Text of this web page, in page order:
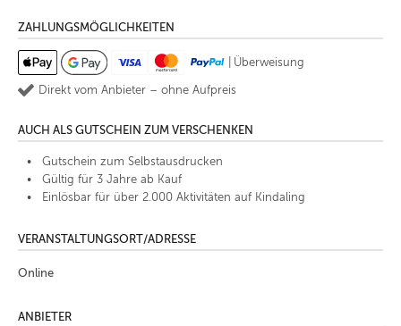
ZAHLUNGSMÖGLICHKEITEN
Überweisung
Direkt vom Anbieter – ohne Aufpreis
AUCH ALS GUTSCHEIN ZUM VERSCHENKEN
Gutschein zum Selbstausdrucken
Gültig für 3 Jahre ab Kauf
Einlösbar für über 2.000 Aktivitäten auf Kindaling
VERANSTALTUNGSORT/ADRESSE
Online
ANBIETER